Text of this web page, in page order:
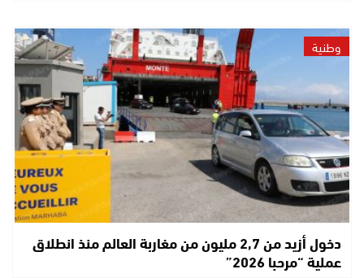
وطنية
دخول أزيد من 2,7 مليون من مغاربة العالم منذ انطلاق
عملية “مرحبا 2026”